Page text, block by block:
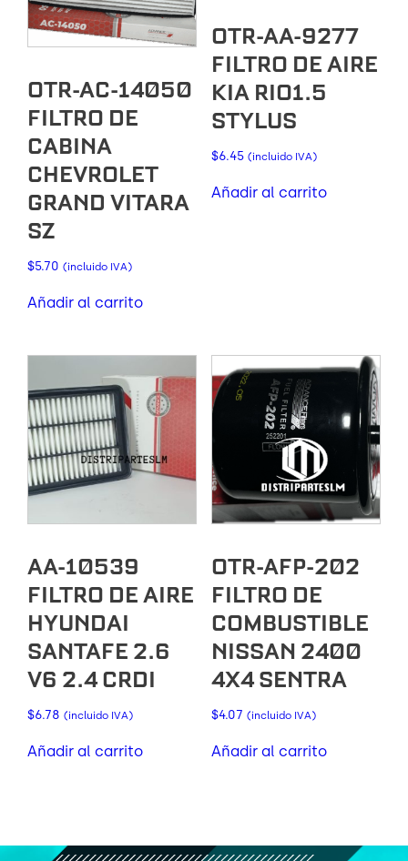
OTR-AC-14050
FILTRO DE
CABINA
CHEVROLET
GRAND VITARA
SZ
$5.70 (incluido IVA)
Añadir al carrito
OTR-AA-9277
FILTRO DE AIRE
KIA RIO1.5
STYLUS
$6.45 (incluido IVA)
Añadir al carrito
AA-10539
FILTRO DE AIRE
HYUNDAI
SANTAFE 2.6
V6 2.4 CRDI
$6.78 (incluido IVA)
Añadir al carrito
OTR-AFP-202
FILTRO DE
COMBUSTIBLE
NISSAN 2400
4X4 SENTRA
$4.07 (incluido IVA)
Añadir al carrito